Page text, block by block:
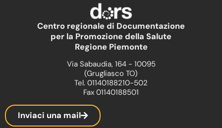
Centro regionale di Documentazione
per la Promozione della Salute
Regione Piemonte
Via Sabaudia, 164 - 10095
(Grugliasco TO)
Tel. 01140188210-502
Fax 01140188501
Inviaci una mail